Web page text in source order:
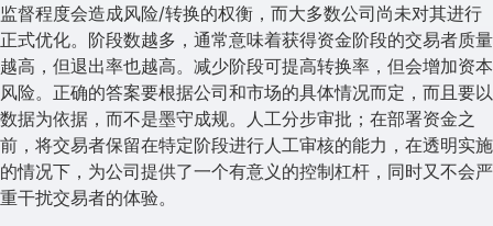
监督程度会造成风险/转换的权衡，而大多数公司尚未对其进行
正式优化。阶段数越多，通常意味着获得资金阶段的交易者质量
越高，但退出率也越高。减少阶段可提高转换率，但会增加资本
风险。正确的答案要根据公司和市场的具体情况而定，而且要以
数据为依据，而不是墨守成规。人工分步审批；在部署资金之
前，将交易者保留在特定阶段进行人工审核的能力，在透明实施
的情况下，为公司提供了一个有意义的控制杠杆，同时又不会严
重干扰交易者的体验。